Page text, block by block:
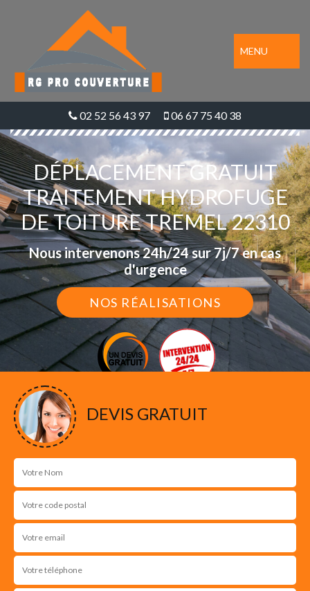
MENU
02 52 56 43 97 06 67 75 40 38
DÉPLACEMENT GRATUIT
TRAITEMENT HYDROFUGE
DE TOITURE TREMEL 22310
Nous intervenons 24h/24 sur 7j/7 en cas
d'urgence
NOS RÉALISATIONS
DEVIS GRATUIT